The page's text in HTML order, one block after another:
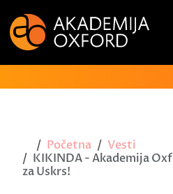
Početna
Vesti
KIKINDA - Akademija
za Uskrs!